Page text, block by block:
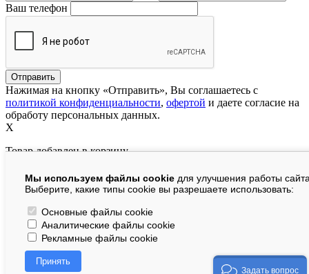
Мы используем файлы cookie для улучшения работы
Выберите, какие типы cookie вы разрешаете использовать:
Основные файлы cookie
Аналитические файлы cookie
Рекламные файлы cookie
Принять
Ваш телефон
Нажимая на кнопку «Отправить», Вы соглашаетесь с
политикой конфиденциальности, офертой и даете согласие на
обработу персональных данных.
X
Товар добавлен в корзину
В корзине:шт.
На сумму:руб.
Перейти в корзину
Продолжить покупки
Задать вопрос